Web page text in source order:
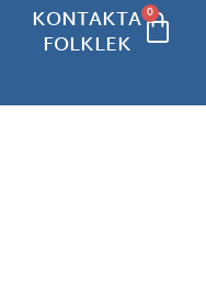
KONTAKTA
FOLKLEK
0